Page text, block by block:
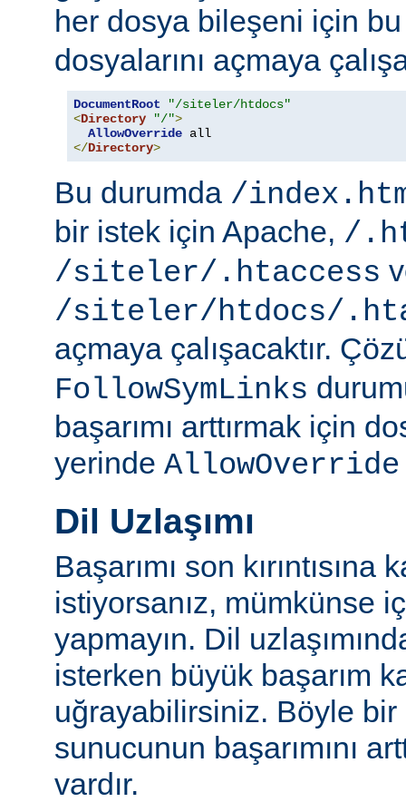
her dosya bileşeni için
dosyalarını açmaya
DocumentRoot
"/siteler/htdocs"
<Directory "/">
AllowOverride
</Directory>
Bu durumda /
bir istek için Apache, /
/siteler/.htaccess
/siteler/htdocs/
açmaya çalışacaktır.
FollowSymLinks
başarımı arttırmak için
yerinde AllowOverride
Dil Uzlaşımı
Başarımı son kırıntısına
istiyorsanız, mümkünse
yapmayın. Dil
isterken büyük başarım
uğrayabilirsiniz. Böyle bir
sunucunun başarımını
vardır.